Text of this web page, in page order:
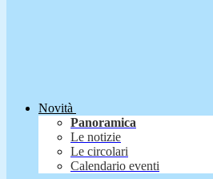
Novità
Panoramica
Le notizie
Le circolari
Calendario eventi